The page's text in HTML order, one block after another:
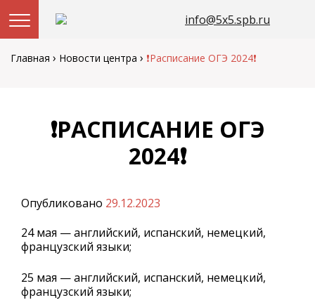
Перейти
содержанию
info@5x5.spb.ru
Главная › Новости центра › ❗Расписание ОГЭ 2024❗
❗РАСПИСАНИЕ ОГЭ
2024❗
Опубликовано 29.12.2023
24 мая — английский, испанский, немецкий,
французский языки;
25 мая — английский, испанский, немецкий,
французский языки;